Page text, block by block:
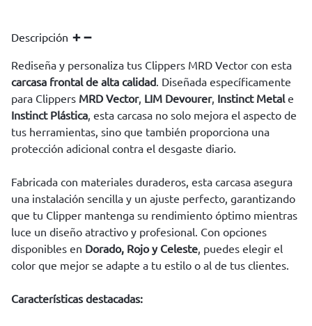
Descripción
Rediseña y personaliza tus Clippers MRD Vector con esta
carcasa frontal de alta calidad . Diseñada específicamente
para Clippers MRD Vector, LIM Devourer, Instinct Metal e
Instinct Plástica , esta carcasa no solo mejora el aspecto de
tus herramientas, sino que también proporciona una
protección adicional contra el desgaste diario.
Fabricada con materiales duraderos, esta carcasa asegura
una instalación sencilla y un ajuste perfecto, garantizando
que tu Clipper mantenga su rendimiento óptimo mientras
luce un diseño atractivo y profesional. Con opciones
disponibles en Dorado, Rojo y Celeste , puedes elegir el
color que mejor se adapte a tu estilo o al de tus clientes.
Características destacadas: